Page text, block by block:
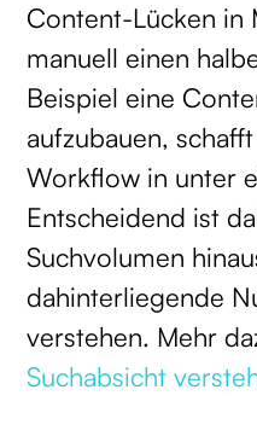
Content-Lücken in
manuell einen
Beispiel eine
aufzubauen,
Workflow in unter
Entscheidend ist
Suchvolumen
dahinterliegende
verstehen. Mehr
Suchabsicht